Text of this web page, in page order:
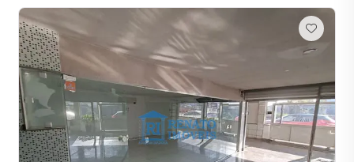
visibilidade comercial.
VALOR DE LOCAÇÃO: 1.280,00 + taxas
Loja para Aluguel em região valorizada do bairro Centro,
em Maricá. Não encontrou o que procurava ou deseja mais
informações sobre Loja em Maricá? Entre em contato